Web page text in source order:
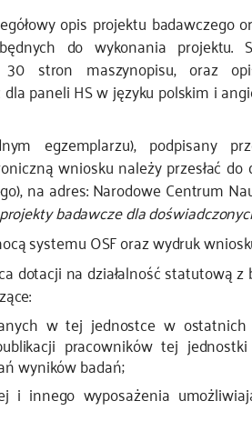
opis projektu badawczego
do wykonania projektu.
30 stron maszynopisu, oraz
paneli HS w języku polskim i
egzemplarzu), podpisany
wniosku należy przesłać
na adres: Narodowe Centrum
badawcze dla
systemu OSF oraz wydruk
dotacji na działalność statutową
w tej jednostce w
pracowników tej
wyników badań;
i innego wyposażenia